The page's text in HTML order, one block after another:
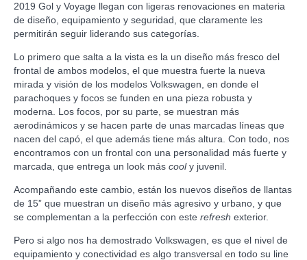
2019 Gol y Voyage llegan con ligeras renovaciones en materia
de diseño, equipamiento y seguridad, que claramente les
permitirán seguir liderando sus categorías.
Lo primero que salta a la vista es la un diseño más fresco del
frontal de ambos modelos, el que muestra fuerte la nueva
mirada y visión de los modelos Volkswagen, en donde el
parachoques y focos se funden en una pieza robusta y
moderna. Los focos, por su parte, se muestran más
aerodinámicos y se hacen parte de unas marcadas líneas que
nacen del capó, el que además tiene más altura. Con todo, nos
encontramos con un frontal con una personalidad más fuerte y
marcada, que entrega un look más cooly juvenil.
Acompañando este cambio, están los nuevos diseños de llantas
de 15” que muestran un diseño más agresivo y urbano, y que
se complementan a la perfección con este refresh exterior.
Pero si algo nos ha demostrado Volkswagen, es que el nivel de
equipamiento y conectividad es algo transversal en todo su line